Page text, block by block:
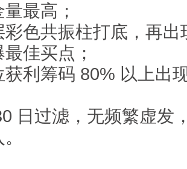
最高；
彩色共振柱打底，再
佳买点；
获利筹码 80% 以上出
日过滤，无频繁虚发